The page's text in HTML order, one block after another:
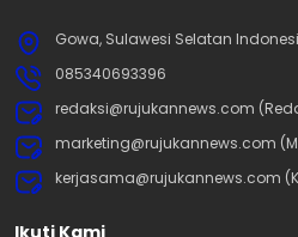
Gowa, Sulawesi Selatan
085340693396
redaksi@rujukannews.com
marketing@rujukannews.com
kerjasama@rujukannews.com
Ikuti Kami